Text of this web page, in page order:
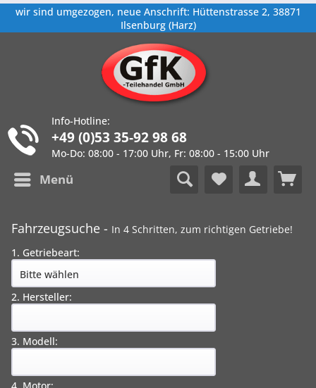
wir sind umgezogen, neue Anschrift: Hüttenstrasse 2, 38871
Ilsenburg (Harz)
Info-Hotline:
+49 (0)53 35-92 98 68
Mo-Do: 08:00 - 17:00 Uhr, Fr: 08:00 - 15:00 Uhr
Menü
Fahrzeugsuche - In 4 Schritten, zum richtigen Getriebe!
1. Getriebeart:
2. Hersteller:
3. Modell: